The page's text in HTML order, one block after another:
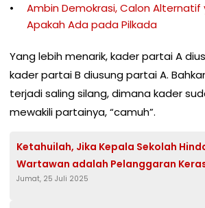
Ambin Demokrasi, Calon
Apakah Ada pada Pilkada
Yang lebih menarik, kader partai A
kader partai B diusung partai A.
terjadi saling silang, dimana kader
mewakili partainya, “camuh”.
Ketahuilah, Jika Kepala Sekolah
Wartawan adalah Pelanggaran
Jumat, 25 Juli 2025